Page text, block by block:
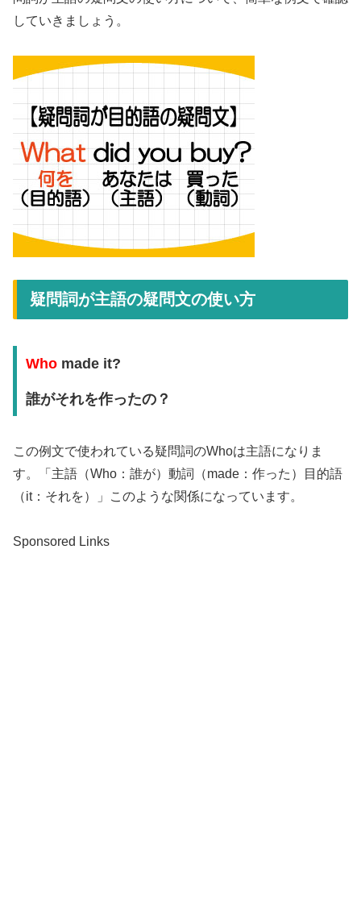
していきましょう。
疑問詞が主語の疑問文の使い方
Whomade it?
誰がそれを作ったの？
この例文で使われている疑問詞のWhoは主語になりま
す。「主語（Who：誰が）動詞（made：作った）目的語
（it：それを）」このような関係になっています。
Sponsored Links